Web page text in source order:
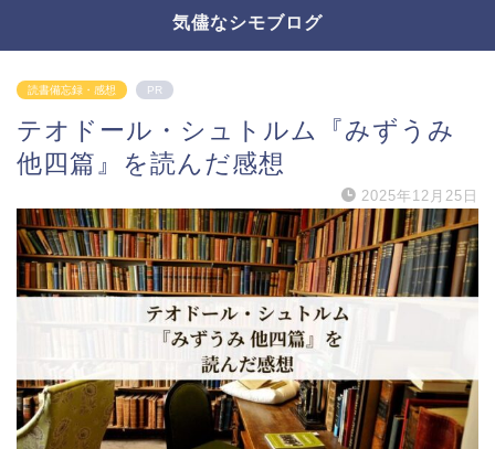
気儘なシモブログ
読書備忘録・感想 PR
テオドール・シュトルム『みずうみ
他四篇』を読んだ感想
2025年12月25日